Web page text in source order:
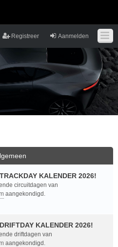
Aanmelden
Registreer
KALENDER 2026!
circuitdagen van
aangekondigd.
KALENDER 2026!
driftdagen van
aangekondigd.